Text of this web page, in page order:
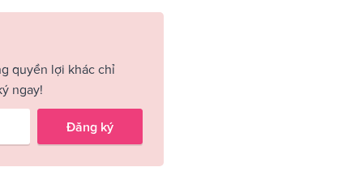
quyền lợi khác chỉ
ngay!
Đăng ký